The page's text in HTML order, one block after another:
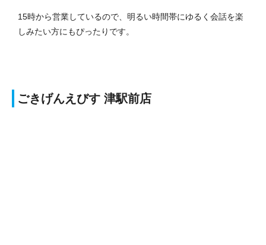
15時から営業しているので、明るい時間帯にゆるく会話を楽
しみたい方にもぴったりです。
ごきげんえびす 津駅前店